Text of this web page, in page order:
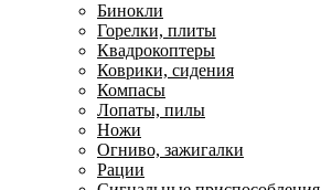
Бинокли
Горелки, плиты
Квадрокоптеры
Коврики, сидения
Компасы
Лопаты, пилы
Ножи
Огниво, зажигалки
Рации